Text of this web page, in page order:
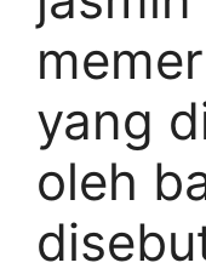
yang
oleh